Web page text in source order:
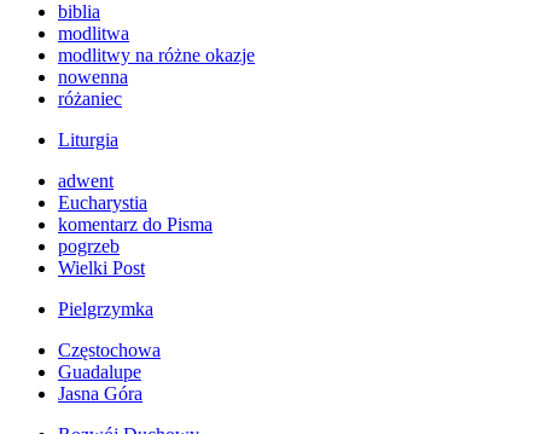
biblia
modlitwa
modlitwy na różne okazje
nowenna
różaniec
Liturgia
adwent
Eucharystia
komentarz do Pisma
pogrzeb
Wielki Post
Pielgrzymka
Częstochowa
Guadalupe
Jasna Góra